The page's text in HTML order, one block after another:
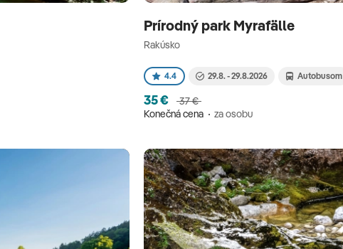
Prírodný park Myrafälle
Rakúsko
4.4 29.8. - 29.8.2026 Autobusom
35 €
37 €
Konečná cena
za osobu